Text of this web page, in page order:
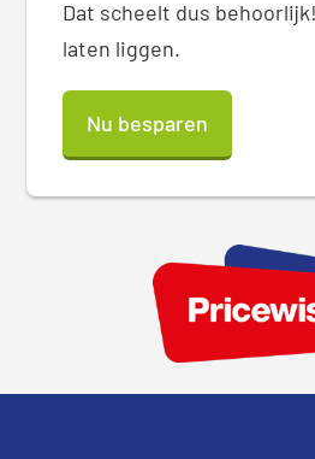
Dat scheelt dus
laten liggen.
Nu besparen